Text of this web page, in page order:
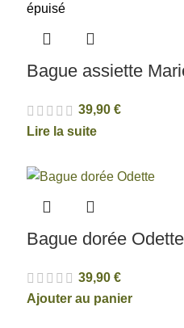
épuisé
Bague assiette
39,90€
Lire la suite
Bague dorée Odette
39,90€
Ajouter au panier